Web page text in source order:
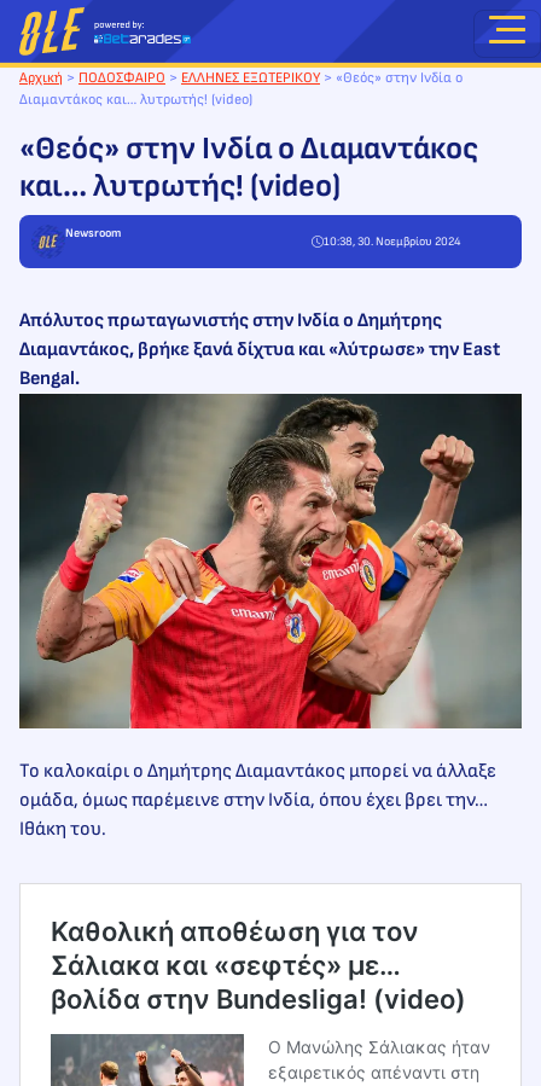
Μετάβαση
στο
περιεχόμενο
Αρχική > ΠΟΔΟΣΦΑΙΡΟ > ΕΛΛΗΝΕΣ ΕΞΩΤΕΡΙΚΟΥ> «Θεός» στην Ινδία ο
Διαμαντάκος και… λυτρωτής! (video)
«Θεός» στην Ινδία ο Διαμαντάκος
και… λυτρωτής! (video)
Newsroom
10:38, 30. Νοεμβρίου 2024
Απόλυτος πρωταγωνιστής στην Ινδία ο Δημήτρης
Διαμαντάκος, βρήκε ξανά δίχτυα και «λύτρωσε» την East
Bengal.
Το καλοκαίρι ο Δημήτρης Διαμαντάκος μπορεί να άλλαξε
ομάδα, όμως παρέμεινε στην Ινδία, όπου έχει βρει την…
Ιθάκη του.
Καθολική αποθέωση για τον
Σάλιακα και «σεφτές» με…
βολίδα στην Bundesliga! (video)
Ο Μανώλης Σάλιακας ήταν
εξαιρετικός απέναντι στη